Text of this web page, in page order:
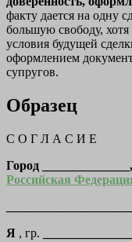
факту дается на одну
большую свободу,
условия будущей
оформлением
супругов.
Образец
С О Г Л А С И Е
Город
Российская
Я , гр.